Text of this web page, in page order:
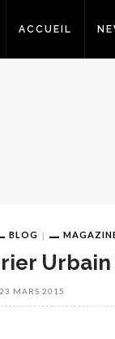
ACCUEIL
BLOG
23 MARS 2015